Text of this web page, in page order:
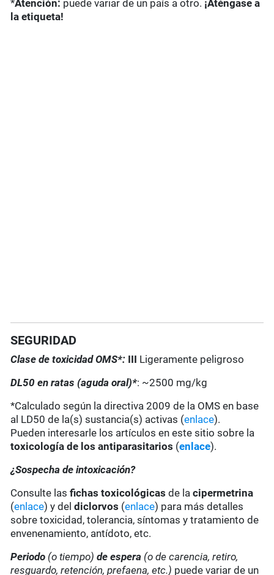
*Atención: puede variar de un país a otro. ¡Aténgase a
la etiqueta!
SEGURIDAD
Clase de toxicidad OMS*: III Ligeramente peligroso
DL50 en ratas (aguda oral)*: ~2500 mg/kg
*Calculado según la directiva 2009 de la OMS en base
al LD50 de la(s) sustancia(s) activas (enlace).
Pueden interesarle los artículos en este sitio sobre la
toxicología de los antiparasitarios (enlace).
¿Sospecha de intoxicación?
Consulte lasfichas toxicológicas de la cipermetrina
(enlace) y deldiclorvos (enlace) para más detalles
sobre toxicidad, tolerancia, síntomas y tratamiento de
envenenamiento, antídoto, etc.
Periodo (o tiempo) de espera (o de carencia, retiro,
resguardo, retención, prefaena, etc.) puede variar de un